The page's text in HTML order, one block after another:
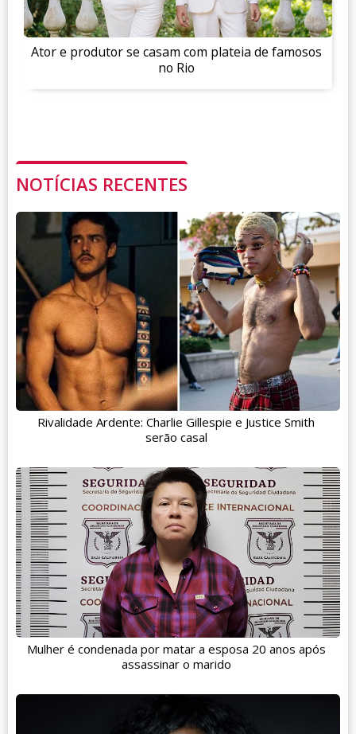
Ator e produtor se casam com plateia de famosos
no Rio
NOTÍCIAS RECENTES
Rivalidade Ardente: Charlie Gillespie e Justice Smith
serão casal
Mulher é condenada por matar a esposa 20 anos após
assassinar o marido